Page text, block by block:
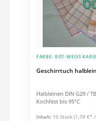
Geschirrtuch
FARBE: ROT-WEISS
Halbleinen DIN G29 /
Kochfest bis 95°C
Inhalt: 10 Stück (1,78 €*